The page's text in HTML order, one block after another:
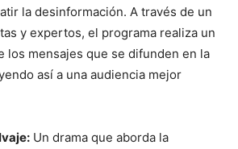
la desinformación. A través de un
y expertos, el programa realiza un
los mensajes que se difunden en la
así a una audiencia mejor
Un drama que aborda la